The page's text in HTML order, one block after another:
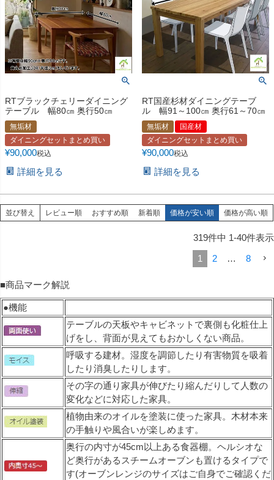
RTブラックチェリーダイニング
テーブル 幅80㎝ 奥行50㎝
無垢材
ダイニングセットまとめ買い
¥90,000税込
詳細を見る
RT国産杉材ダイニングテーブ
ル 幅91～100㎝ 奥行61～70㎝
無垢材
国産材
ダイニングセットまとめ買い
¥90,000税込
詳細を見る
並び替え レビュー順 おすすめ順 新着順 価格が安い順 価格が高い順
319件中 1-40件表示
1
2 … 8
■商品マーク解説
●機能
テーブルの天板やキャビネットで裏側も化粧仕上
げをし、背面が見えてもおかしくない商品。
呼吸する建材。湿度を調節したり有害物質を吸着
したり消臭したりします。
その字の通り家具が伸びたり縮んだりして人数の
変化などに対応した家具。
植物由来のオイルを塗装に使った家具。木材本来
の手触りや風合いが楽しめます。
奥行の内寸が45cm以上ある食器棚。ヘルシオな
ど奥行があるスチームオーブンも置けるタイプで
す(オーブンレンジのサイズはご自身でご確認くだ